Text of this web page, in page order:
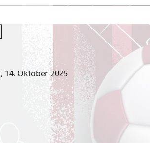
14. Oktober 2025